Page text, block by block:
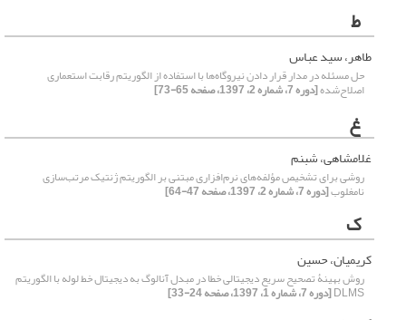
ط
طاهر، سید عباس
حل مسئله در مدار قرار دادن نیروگاه‌ها با استفاده از الگوریتم رقابت استعماری
اصلاح‌شده[دوره 7، شماره 2، 1397، صفحه 65-73]
غ
غلامشاهی، شبنم
روشی برای تشخیص مؤلفه‌های نرم‌افزاری مبتنی بر الگوریتم ژنتیک مرتب‌سازی
نامغلوب[دوره 7، شماره 2، 1397، صفحه 47-64]
ک
کریمیان، حسین
روش بهینۀ تصحیح سریع دیجیتالی خطا در مبدل آنالوگ به دیجیتال خط لوله با الگوریتم
DLMS[دوره 7، شماره 1، 1397، صفحه 24-33]